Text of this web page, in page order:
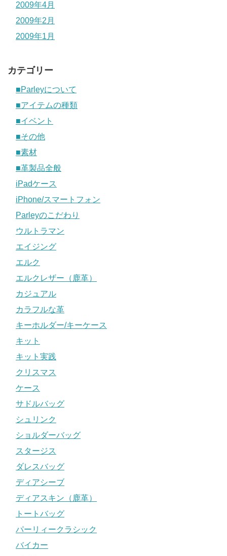
2009年4月
2009年2月
2009年1月
カテゴリー
■Parleyについて
■アイテムの種類
■イベント
■その他
■素材
■革製品全般
iPadケース
iPhone/スマートフォン
Parleyのこだわり
ウルトラマン
エイジング
エルク
エルクレザー（鹿革）
カジュアル
カラフルな革
キーホルダー/キーケース
キット
キット実践
クリスマス
ケース
サドルバッグ
シュリンク
ショルダーバッグ
スタージス
ダレスバッグ
ディアシーブ
ディアスキン（鹿革）
トートバッグ
パーリィークラシック
バイカー